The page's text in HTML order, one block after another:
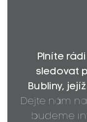
Plníte
sledovat
Bubliny,
Dejte nám
budeme